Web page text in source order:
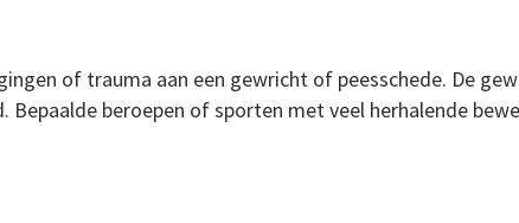
of trauma aan een gewricht of peesschede. De
beroepen of sporten met veel herhalende